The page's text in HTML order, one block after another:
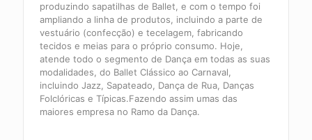
produzindo sapatilhas de Ballet, e com o tempo foi
ampliando a linha de produtos, incluindo a parte de
vestuário (confecção) e tecelagem, fabricando
tecidos e meias para o próprio consumo. Hoje,
atende todo o segmento de Dança em todas as suas
modalidades, do Ballet Clássico ao Carnaval,
incluindo Jazz, Sapateado, Dança de Rua, Danças
Folclóricas e Típicas.Fazendo assim umas das
maiores empresa no Ramo da Dança.